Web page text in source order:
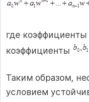
где коэффициенты
коэффициенты
Таким образом,
условием